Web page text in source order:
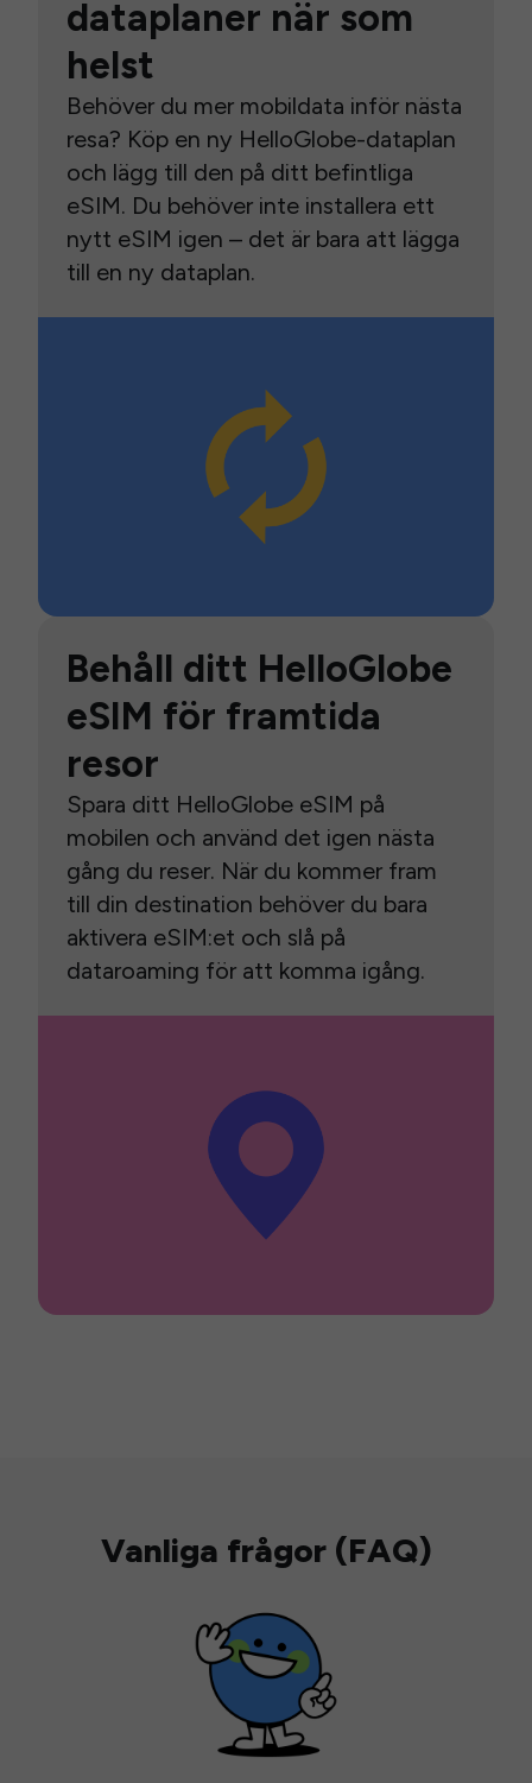
dataplaner när som
helst
Behöver du mer mobildata inför nästa
resa? Köp en ny HelloGlobe-dataplan
och lägg till den på ditt befintliga
eSIM. Du behöver inte installera ett
nytt eSIM igen – det är bara att lägga
till en ny dataplan.
Behåll ditt HelloGlobe
eSIM för framtida
resor
Spara ditt HelloGlobe eSIM på
mobilen och använd det igen nästa
gång du reser. När du kommer fram
till din destination behöver du bara
aktivera eSIM:et och slå på
dataroaming för att komma igång.
Vanliga frågor (FAQ)